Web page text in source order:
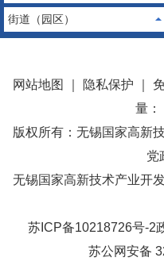
街道（园区）
网站地图 隐私保护
量：
版权所有：无锡国家高新
党
无锡国家高新技术产业开
苏ICP备10218726号-2
苏公网安备